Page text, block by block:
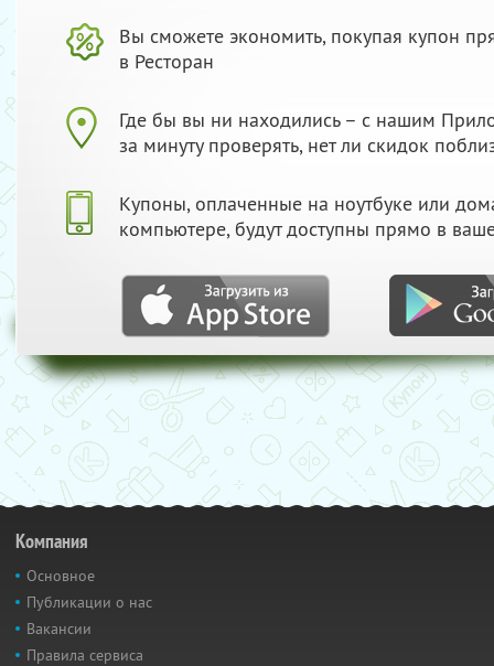
Вы сможете экономить, покупая купон
в Ресторан
Где бы вы ни находились – с нашим
за минуту проверять, нет ли скидок
Купоны, оплаченные на ноутбуке или
компьютере, будут доступны прямо в
Компания
Основное
Публикации о нас
Вакансии
Правила сервиса